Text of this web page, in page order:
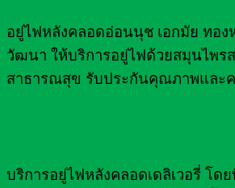
อยู่ไฟหลังคลอดอ่อนนุช เอกมัย ทอ
วัฒนา ให้บริการอยู่ไฟด้วยสมุนไพร
สาธารณสุข รับประกันคุณภาพและ
บริการอยู่ไฟหลังคลอดเดลิเวอรี่ โ